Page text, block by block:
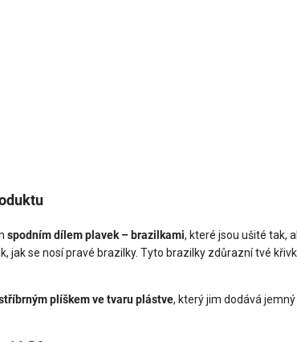
spodním dílem plavek – brazilkami, které jsou ušité tak,
jak se nosí pravé brazilky. Tyto brazilky zdůrazní tvé
plíškem ve tvaru plástve, který jim dodává